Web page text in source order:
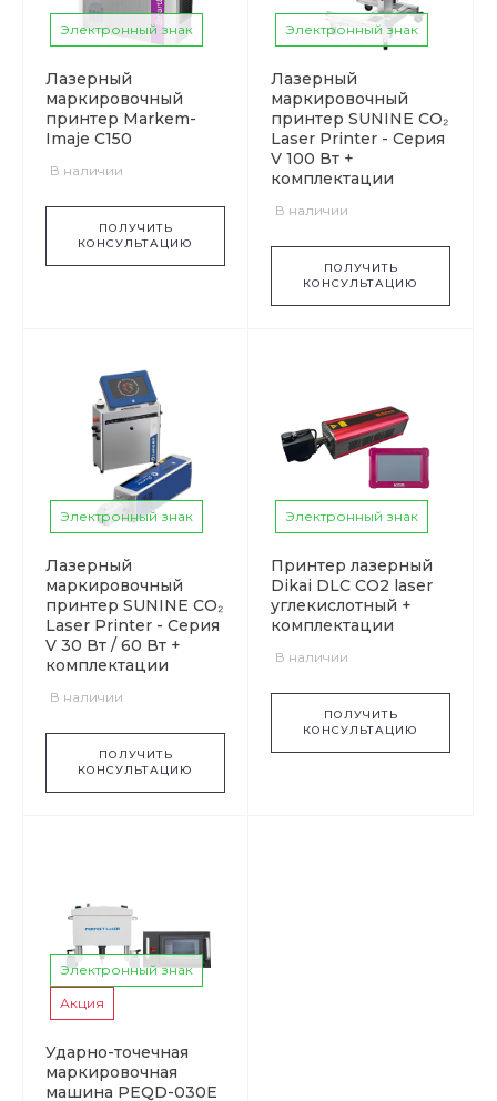
Электронный знак
Лазерный
маркировочный
принтер Markem-
Imaje C150
В наличии
ПОЛУЧИТЬ
КОНСУЛЬТАЦИЮ
Электронный знак
Лазерный
маркировочный
принтер SUNINE CO₂
Laser Printer - Серия
V 100 Вт +
комплектации
В наличии
ПОЛУЧИТЬ
КОНСУЛЬТАЦИЮ
Электронный знак
Лазерный
маркировочный
принтер SUNINE CO₂
Laser Printer - Серия
V 30 Вт / 60 Вт +
комплектации
В наличии
ПОЛУЧИТЬ
КОНСУЛЬТАЦИЮ
Электронный знак
Принтер лазерный
Dikai DLC CO2 laser
углекислотный +
комплектации
В наличии
ПОЛУЧИТЬ
КОНСУЛЬТАЦИЮ
Электронный знак
Акция
Ударно-точечная
маркировочная
машина PEQD-030E